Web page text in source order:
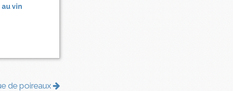
vin
de poireaux